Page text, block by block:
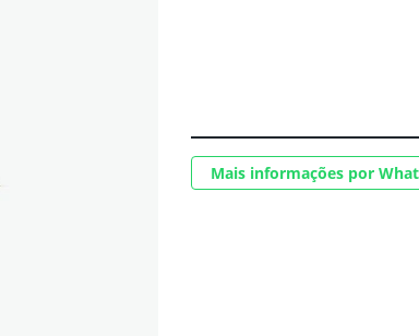
Mais informações por